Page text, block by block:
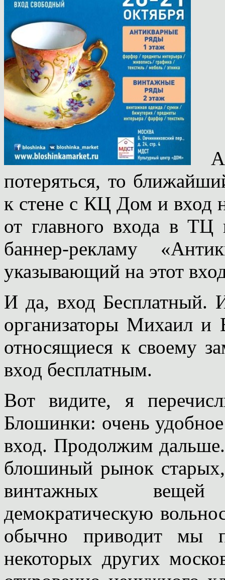
А
потеряться, то
к стене с КЦ Дом и вход
от главного входа в
баннер-рекламу
указывающий на этот
И да, вход Бесплатный.
организаторы Михаил и
относящиеся к своему
вход бесплатным.
Вот видите, я
Блошинки: очень
вход. Продолжим
блошиный рынок
винтажных вещей
демократическую
обычно приводит мы
некоторых других